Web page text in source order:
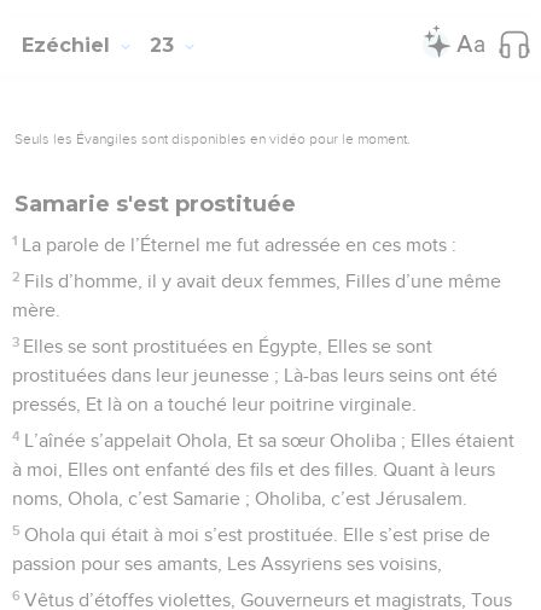
Ezéchiel 23
Seuls les Évangiles sont disponibles en vidéo pour le moment.
Samarie s'est prostituée
1 La parole de l’Éternel me fut adressée en ces mots :
2 Fils d’homme, il y avait deux femmes, Filles d’une même
mère.
3 Elles se sont prostituées en Égypte, Elles se sont
prostituées dans leur jeunesse ; Là-bas leurs seins ont été
pressés, Et là on a touché leur poitrine virginale.
4 L’aînée s’appelait Ohola, Et sa sœur Oholiba ; Elles étaient
à moi, Elles ont enfanté des fils et des filles. Quant à leurs
noms, Ohola, c’est Samarie ; Oholiba, c’est Jérusalem.
5 Ohola qui était à moi s’est prostituée. Elle s’est prise de
passion pour ses amants, Les Assyriens ses voisins,
6 Vêtus d’étoffes violettes, Gouverneurs et magistrats, Tous